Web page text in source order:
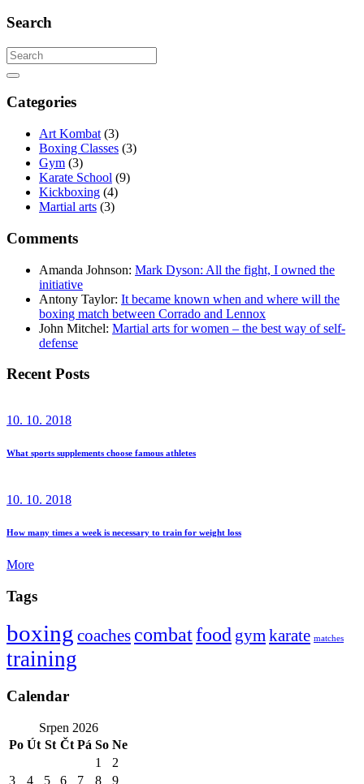
Search
Categories
Art Kombat (3)
Boxing Classes (3)
Gym (3)
Karate School (9)
Kickboxing (4)
Martial arts (3)
Comments
Amanda Johnson: Mark Dyson: All the fight, I owned the
initiative
Antony Taylor: It became known when and where will the
boxing match between Corrado and Lennox
John Mitchel: Martial arts for women – the best way of self-
defense
Recent Posts
10. 10. 2018
What sports supplements choose famous athletes
10. 10. 2018
How many times a week is necessary to train for weight loss
More
Tags
boxing coaches combatfood gym karate matches
training
Calendar
Srpen 2026
Po Út St Čt Pá So Ne
1
2
3
4 5 6 7 8 9